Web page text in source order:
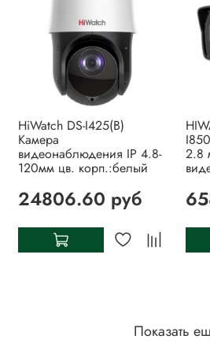
HiWatch DS-I425(B)
Камера
видеонаблюдения IP 4.8-
120мм цв. корп.:белый
24806.60 руб
2.8
Показать